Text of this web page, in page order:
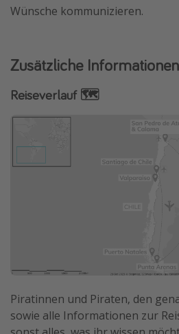
Wünsche kommunizieren.
Zusätzliche Informationen
Reiseverlauf 🗺
Piratinnen und Piraten, den
sowie alle Informationen zur